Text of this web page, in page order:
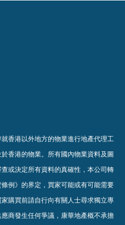
香港以外地方的物業進行地產代理工
香港的物業。 所有國內物業資料及圖
或決定所有資料的真確性 ， 本公司轉
例》的界定，買家可能或有可能需要
購買前請自行向有關人士尋求獨立專
商發生任何爭議，康華地產概不承擔